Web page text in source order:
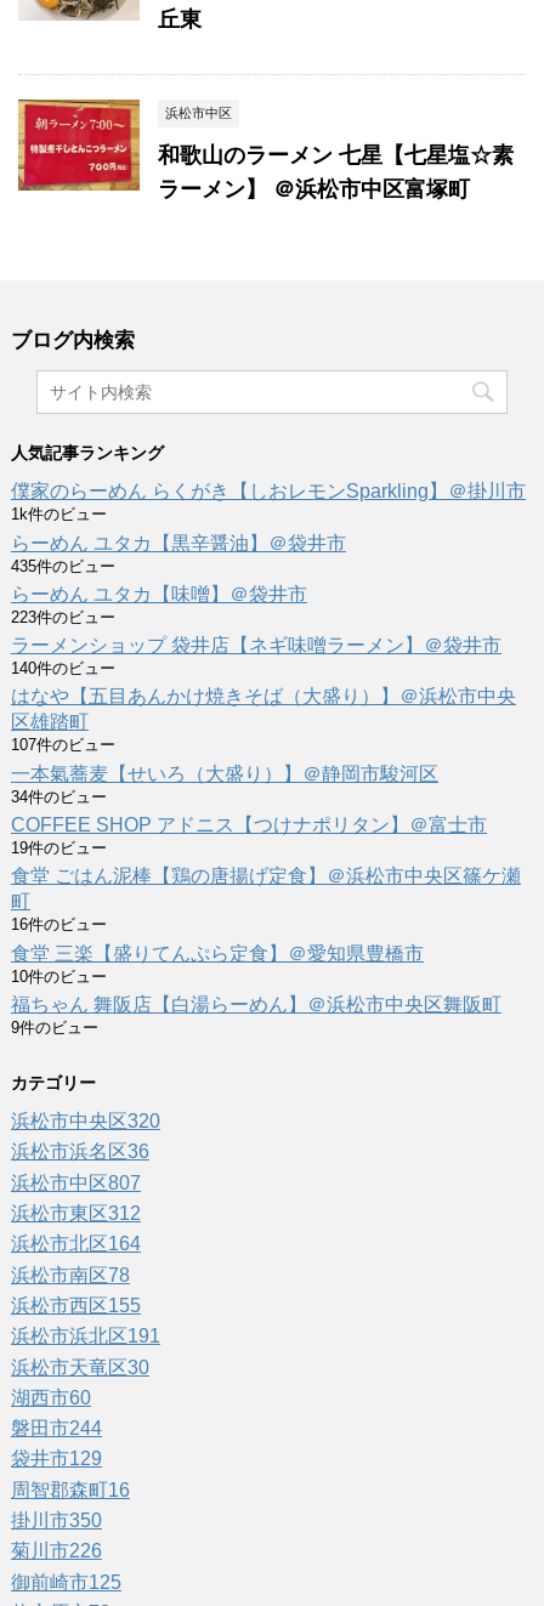
丘東
浜松市中区
和歌山のラーメン 七星【七星塩☆素
ラーメン】 ＠浜松市中区富塚町
ブログ内検索
人気記事ランキング
僕家のらーめん らくがき【しおレモンSparkling】＠掛川市
1k件のビュー
らーめん ユタカ【黒辛醤油】＠袋井市
435件のビュー
らーめん ユタカ【味噌】＠袋井市
223件のビュー
ラーメンショップ 袋井店【ネギ味噌ラーメン】＠袋井市
140件のビュー
はなや【五目あんかけ焼きそば（大盛り）】＠浜松市中央
区雄踏町
107件のビュー
一本氣蕎麦【せいろ（大盛り）】＠静岡市駿河区
34件のビュー
COFFEE SHOP アドニス【つけナポリタン】＠富士市
19件のビュー
食堂 ごはん泥棒【鶏の唐揚げ定食】＠浜松市中央区篠ケ瀬
町
16件のビュー
食堂 三楽【盛りてんぷら定食】＠愛知県豊橋市
10件のビュー
福ちゃん 舞阪店【白湯らーめん】＠浜松市中央区舞阪町
9件のビュー
カテゴリー
浜松市中央区320
浜松市浜名区36
浜松市中区807
浜松市東区312
浜松市北区164
浜松市南区78
浜松市西区155
浜松市浜北区191
浜松市天竜区30
湖西市60
磐田市244
袋井市129
周智郡森町16
掛川市350
菊川市226
御前崎市125